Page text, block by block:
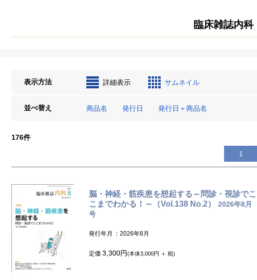
臨床雑誌内科
表示方法 詳細表示 サムネイル
並べ替え 商品名 発行日 発行日＋商品名
176件
1
脳・神経・筋疾患を想起する～問診・視診でこ
こまでわかる！～（Vol.138 No.2）
2026年8月
号
発行年月 ：2026年8月
定価 3,300円(本体3,000円 ＋ 税)